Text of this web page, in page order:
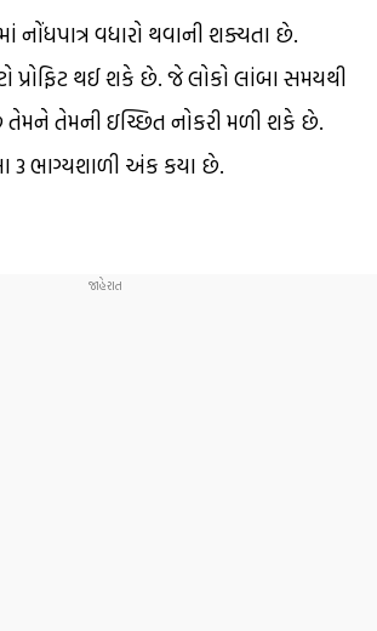
વધારો થવાની શક્યતા છે.
પ્રોફિટ થઈ શકે છે. જે લોકો લાંબા સમયથી
તેમને તેમની ઇચ્છિત નોકરી મળી શકે છે.
ભાગ્યશાળી અંક કયા છે.